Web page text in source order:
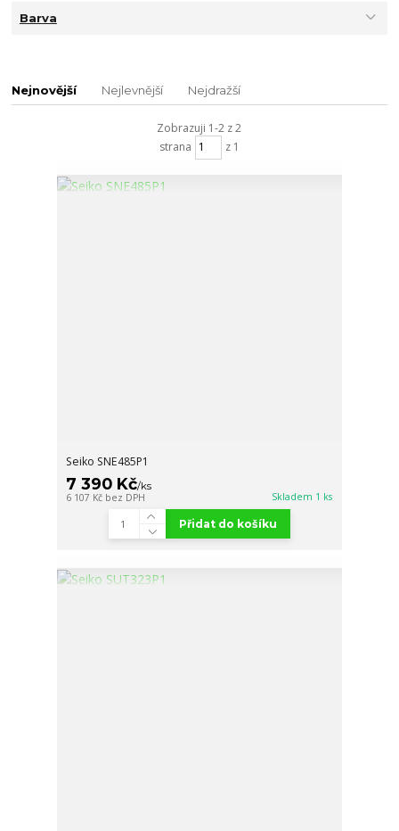
Barva
Nejnovější Nejlevnější Nejdražší
Zobrazuji 1-2 z 2
strana
z 1
Seiko SNE485P1
7 390 Kč/ks
6 107 Kč bez DPH Skladem 1 ks
Přidat do košíku